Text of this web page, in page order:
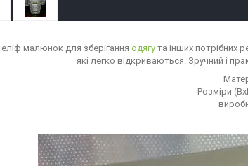
малюнок для зберігання одягута інших потрібних
які легко відкриваються. Зручний і
Розміри